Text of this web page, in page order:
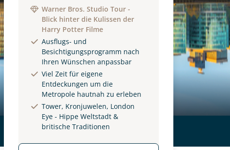
Warner Bros. Studio Tour -
Blick hinter die Kulissen der
Harry Potter Filme
Ausflugs- und
Besichtigungsprogramm nach
Ihren Wünschen anpassbar
Viel Zeit für eigene
Entdeckungen um die
Metropole hautnah zu erleben
Tower, Kronjuwelen, London
Eye - Hippe Weltstadt &
britische Traditionen